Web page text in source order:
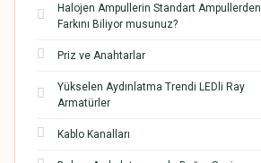
Halojen Ampullerin Standart Ampullerden
Farkını Biliyor musunuz?
Priz ve Anahtarlar
Yükselen Aydınlatma Trendi LEDli Ray
Armatürler
Kablo Kanalları